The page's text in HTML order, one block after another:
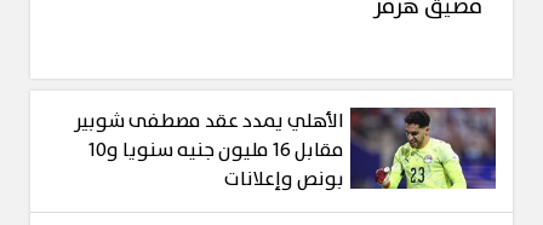
الأهلي يمدد عقد مصطفى شوبير
مقابل 16 مليون جنيه سنويا و10
بونص وإعلانات